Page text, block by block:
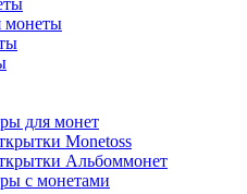
монеты
для монет
Monetoss
Альбоммонет
с монетами